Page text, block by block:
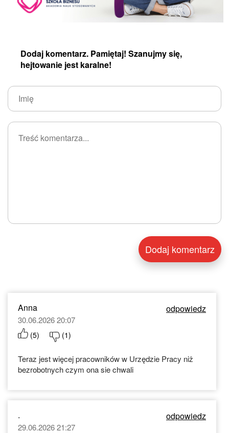
Dodaj komentarz. Pamiętaj! Szanujmy się,
hejtowanie jest karalne!
Anna odpowiedz
30.06.2026 20:07
(5) (1)
Teraz jest więcej pracowników w Urzędzie Pracy niż
bezrobotnych czym ona sie chwali
. odpowiedz
29.06.2026 21:27